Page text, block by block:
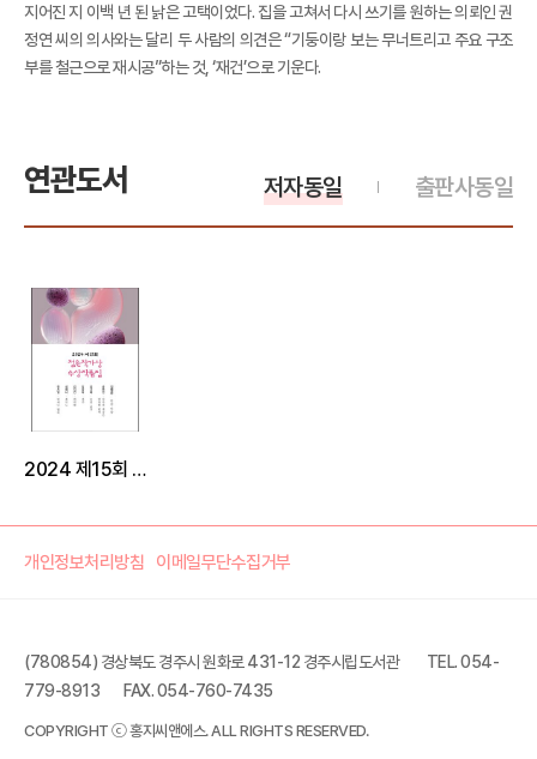
지어진 지 이백 년 된 낡은 고택이었다. 집을 고쳐서 다시 쓰기를 원하는 의뢰인 권
정연 씨의 의사와는 달리 두 사람의 의견은 “기둥이랑 보는 무너트리고 주요 구조
부를 철근으로 재시공”하는 것, ‘재건’으로 기운다.
연관도서 출판사동일
저자동일
2024 제15회 젊은작가상 수상작품집
개인정보처리방침 이메일무단수집거부
(780854) 경상북도 경주시 원화로 431-12 경주시립도서관
TEL. 054-
779-8913
FAX. 054-760-7435
COPYRIGHT ⓒ 홍지씨앤에스. ALL RIGHTS RESERVED.